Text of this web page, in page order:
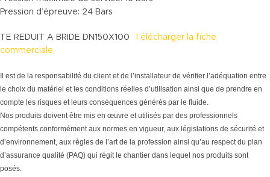
Pression d’épreuve: 24 Bars
TE REDUIT A BRIDE DN150X100
Télécharger la fiche
commerciale
Il est de la responsabilité du client et de l’installateur de vérifier l’adéquation entre
le choix du matériel et les conditions réelles d’utilisation ainsi que de prendre en
compte les risques et leurs conséquences générés par le fluide.
Nos produits doivent être mis en œuvre et utilisés par des professionnels
compétents conformément aux normes en vigueur, aux législations de sécurité et
d’environnement, aux règles de l’art de la profession ainsi qu’au respect du plan
d’assurance qualité (PAQ) qui régit le chantier dans lequel nos produits sont
posés.